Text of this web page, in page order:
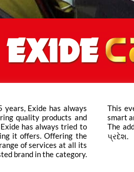
Exide has always
quality products and
has always tried to
it offers. Offering the
of services at all its
brand in the category.
the country ensure a
smart
The
પ્રદેશ.